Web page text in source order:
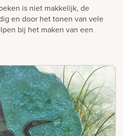
is niet makkelijk, de
en door het tonen van vele
bij het maken van een